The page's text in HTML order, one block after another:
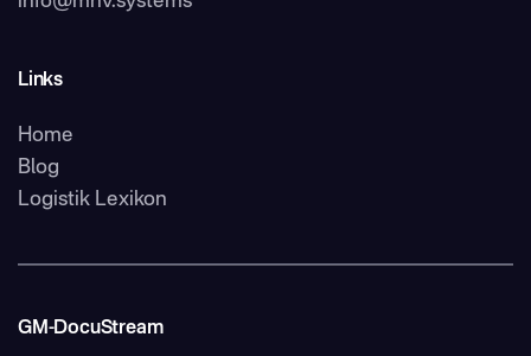
Links
Home
Blog
Logistik Lexikon
GM-DocuStream